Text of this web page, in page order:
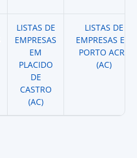
LISTAS DE
EMPRESAS
EM
PLACIDO
DE
CASTRO
(AC)
LISTAS DE
EMPRESAS EM
PORTO ACRE
(AC)